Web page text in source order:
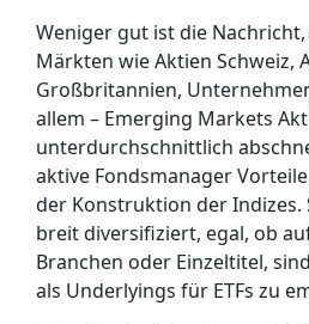
Weniger gut ist die Nachricht,
Märkten wie Aktien Schweiz,
Großbritannien,
allem – Emerging Markets
unterdurchschnittlich
aktive Fondsmanager
der Konstruktion der Indizes.
breit diversifiziert, egal, ob
Branchen oder Einzeltitel,
als Underlyings für ETFs zu